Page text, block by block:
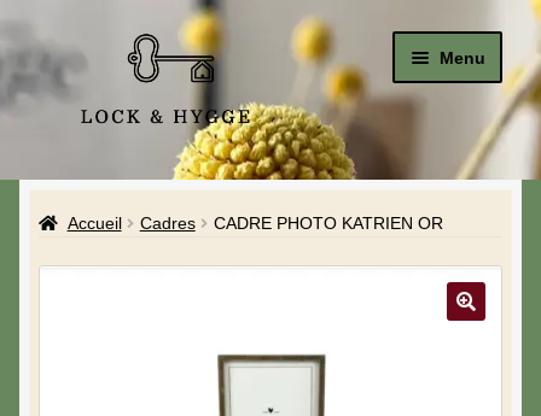
Menu
Le Studio
Accueil Cadres CADRE PHOTO KATRIEN OR